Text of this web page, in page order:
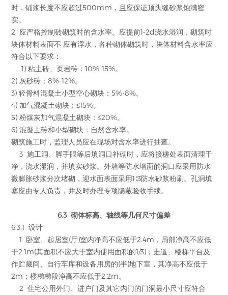
时，铺浆长度不应超过500mm，且应保证顶头缝砂浆饱满密
实。
2 应严格控制砖砌筑时的含水率。应提前1-2d浇水湿润，砌筑时
块体材料表面不 应有浮水，各种砌体砌筑时，块体材料含水率应
符合以下要求：
1) 粘土砖、页岩砖：10%-15%。
2) 灰砂砖：8%-12%。
3) 轻骨料混凝土小型空心砌块：5%-8%。
4) 加气混凝土砌块：≤15%。
5) 粉煤灰加气混凝土砌块：≤20%。
6) 混凝土砖和小型砌块：自然含水率。
砌筑施工时，监理人员应在现场对含水率进行抽查。
3 施工洞、脚手眼等后填洞口补砌时，应将接槎处表面清理干
净，浇水湿润，并填实砂浆。外墙等防水墙面的洞口应采用防水
微膨胀砂浆分次堵砌，迎水面表面采用1∶3防水砂浆粉刷。孔洞填
塞应由专人负责，并及时办理专项隐蔽验收手续。
6.3 砌体标高、轴线等几何尺寸偏差
6.3.1 设计
1 卧室、起居室(厅)室内净高不应低于2.4m，局部净高不应低
于2.1m(其面积不应大于室内使用面积的1/3)；走道、楼梯平台及
作贮藏间、自行车库和设备用房的(半)地下室，其净高不应低于
2m；楼梯梯段净高不应低于2.2m。
2 住宅公用外门、进户门及其它内门的门洞最小尺寸应符合